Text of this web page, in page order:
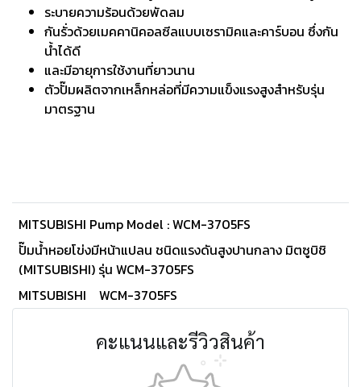
ระบายความร้อนด้วยพัดลม
กันรั่วด้วยเมคคานิคอลซีลแบบเซรามิคและคาร์บอน ซึ่งกัน
น้ำได้ดี
และมีอายุการใช้งานที่ยาวนาน
ตัวปั๊มผลิตจากเหล็กหล่อที่มีความแข็งแรงสูงสำหรับรุ่น
มาตรฐาน
MITSUBISHI Pump Model : WCM-3705FS
ปั๊มน้ำหอยโข่งมีหน้าแปลน ชนิดแรงดันสูงปานกลาง มิตซูบิชิ
(MITSUBISHI) รุ่น WCM-3705FS
MITSUBISHI
WCM-3705FS
คะแนนและรีวิวสินค้า